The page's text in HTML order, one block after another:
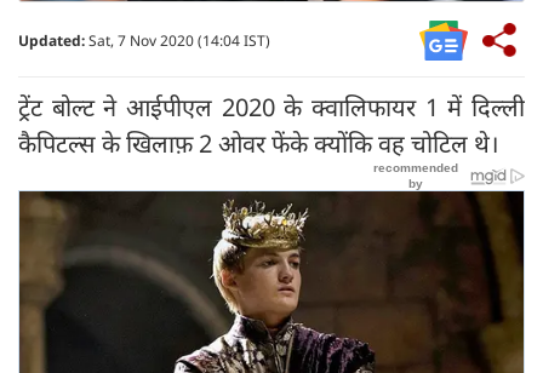
Updated:Sat, 7 Nov 2020 (14:04 IST)
ट्रेंट बोल्ट ने आईपीएल 2020 के क्वालिफायर 1 में दिल्ली
कैपिटल्स के खिलाफ़ 2 ओवर फेंके क्योंकि वह चोटिल थे।